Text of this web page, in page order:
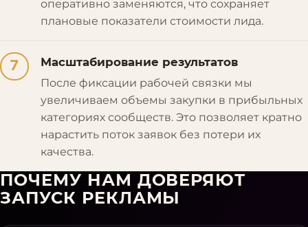
оперативно заменяются, что сохраняет
плановые показатели стоимости лида.
7 Масштабирование результатов
После фиксации рабочей связки мы
увеличиваем объемы закупки в прибыльных
категориях сообществ. Это позволяет кратно
нарастить поток заявок без потери их
качества.
ПОЧЕМУ НАМ ДОВЕРЯЮТ
ЗАПУСК РЕКЛАМЫ